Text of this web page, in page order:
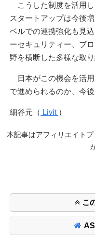
こうした制度を活用
スタートアップは今後
ベルでの連携強化も見
ーセキュリティー、ブ
野を横断した多様な取
日本がこの機会を活用
で進められるのか、今
細谷元（ Livit ）
本記事はアフィリエイト
こ